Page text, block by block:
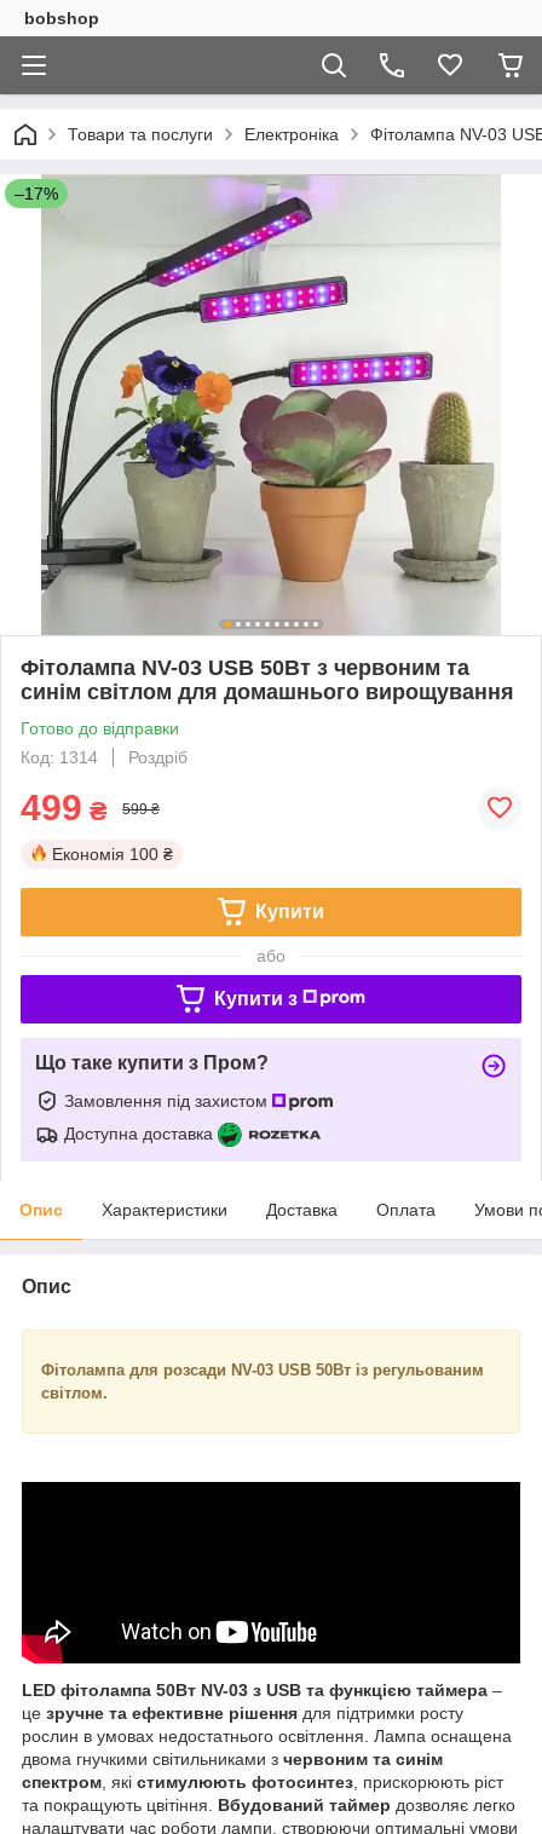
bobshop
Товари та послуги Електроніка Фітолампа NV-03
–17%
Фітолампа NV-03 USB 50Вт з червоним та
синім світлом для домашнього вирощування
Готово до відправки
Код: 1314
Роздріб
499 ₴ 599 ₴
Економія 100 ₴
Купити
або
Купити з
Що таке купити з Пром?
Замовлення під захистом
Доступна доставка
Опис Характеристики Доставка Оплата Умови
Опис
Фітолампа для розсади NV-03 USB 50Вт із регульованим
світлом.
LED фітолампа 50Вт NV-03 з USB та функцією таймера –
це зручне та ефективне рішення для підтримки росту
рослин в умовах недостатнього освітлення. Лампа оснащена
двома гнучкими світильниками з червоним та синім
спектром , які стимулюють фотосинтез , прискорюють ріст
та покращують цвітіння. Вбудований таймер дозволяє легко
налаштувати час роботи лампи, створюючи оптимальні умови